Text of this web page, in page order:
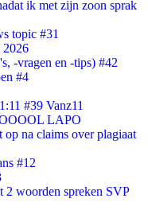
ik met zijn zoon sprak
topic #31
-vragen en -tips) #42
#4
#39 Vanz11
LAPO
op na claims over plagiaat
#12
2 woorden spreken SVP